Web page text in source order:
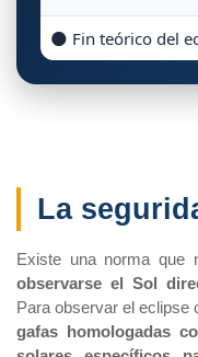
🌑 Fin teórico del
La
Existe una norma que
observarse el Sol
Para observar el eclipse
gafas homologadas